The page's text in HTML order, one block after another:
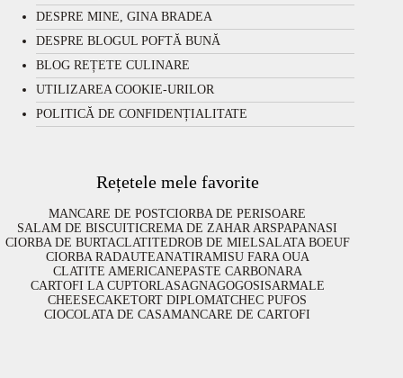
DESPRE MINE, GINA BRADEA
DESPRE BLOGUL POFTĂ BUNĂ
BLOG REȚETE CULINARE
UTILIZAREA COOKIE-URILOR
POLITICĂ DE CONFIDENȚIALITATE
Rețetele mele favorite
MANCARE DE POSTCIORBA DE PERISOARE
SALAM DE BISCUITICREMA DE ZAHAR ARSPAPANASI
CIORBA DE BURTACLATITEDROB DE MIELSALATA BOEUF
CIORBA RADAUTEANATIRAMISU FARA OUA
CLATITE AMERICANEPASTE CARBONARA
CARTOFI LA CUPTORLASAGNAGOGOSISARMALE
CHEESECAKETORT DIPLOMATCHEC PUFOS
CIOCOLATA DE CASAMANCARE DE CARTOFI